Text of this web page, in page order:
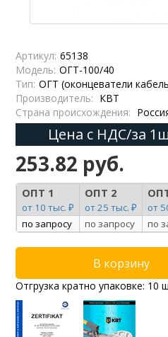
Артикул: 65138
Модель: ОГТ-100/40
Тип: ОГТ (оконцеватели
Производитель: КВТ
Страна происхождения:
Цена с НДС/за
253.82 руб.
ОПТ 1
от 10 тыс. ₽
ОПТ 2
от 25 тыс. ₽ от
по запросу
по запросу по
Отгрузка кратно упаковке: 10